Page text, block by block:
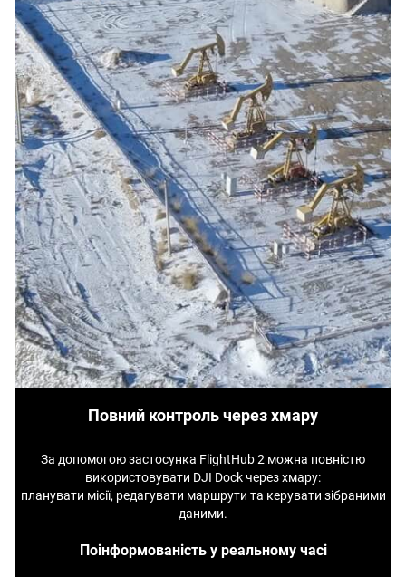
Повний контроль через хмару
За допомогою застосунка FlightHub 2 можна повністю
використовувати DJI Dock через хмару:
планувати місії, редагувати маршрути та керувати зібраними
даними.
Поінформованість у реальному часі